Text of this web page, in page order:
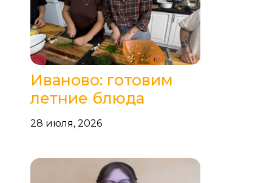
Иваново: готовим
летние блюда
28 июля, 2026